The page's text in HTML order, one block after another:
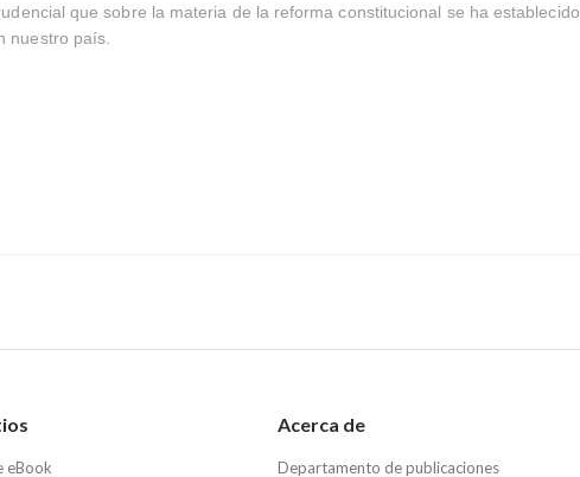
que sobre la materia de la reforma constitucional se ha establecido
nuestro país.
eBook
Acerca de
Departamento de publicaciones